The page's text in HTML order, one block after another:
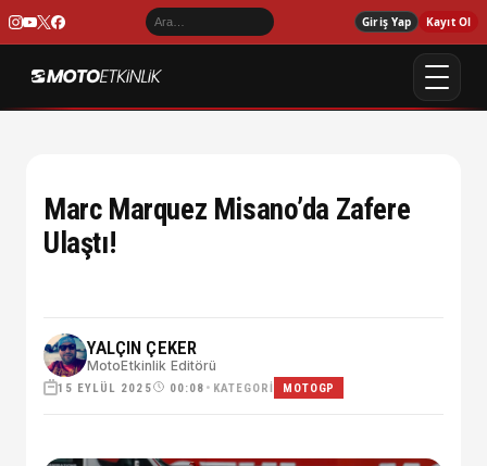
Giriş Yap Kayıt Ol
Marc Marquez Misano’da Zafere
Ulaştı!
YALÇIN ÇEKER
MotoEtkinlik Editörü
15 EYLÜL 2025 00:08 • KATEGORI MOTOGP